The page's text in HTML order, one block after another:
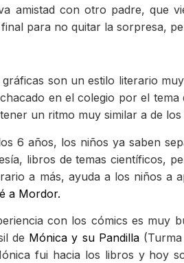
amistad con otro padre, que
para no quitar la sorpresa,
gráficas son un estilo literario
en el colegio por el
un ritmo muy similar a de
6 años, los niños ya saben
libros de temas científicos,
a más, ayuda a los niños a
a Mordor.
con los cómics es muy
de Mónica y su Pandilla(Turma
fui hacia los libros y hoy